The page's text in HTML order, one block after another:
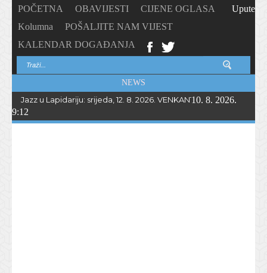
POČETNA OBAVIJESTI
CIJENE OGLASA
Kolumna
POŠALJITE NAM VIJEST
KALENDAR DOGAĐANJA
Upute
NEWS
Jazz u Lapidariju: srijeda, 12. 8. 2026. VENKANTO BAND u 21.00
10. 8. 2026.
9:12